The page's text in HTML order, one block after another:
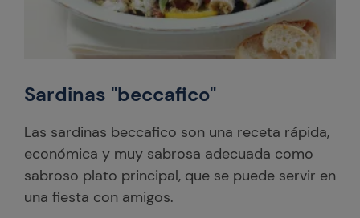
Sardinas "beccafico"
Las sardinas beccafico son una receta rápida,
económica y muy sabrosa adecuada como
sabroso plato principal, que se puede servir en
una fiesta con amigos.